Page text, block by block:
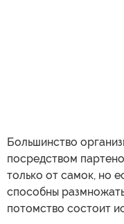
Большинство
посредством
только от самок, но
способны
потомство состоит